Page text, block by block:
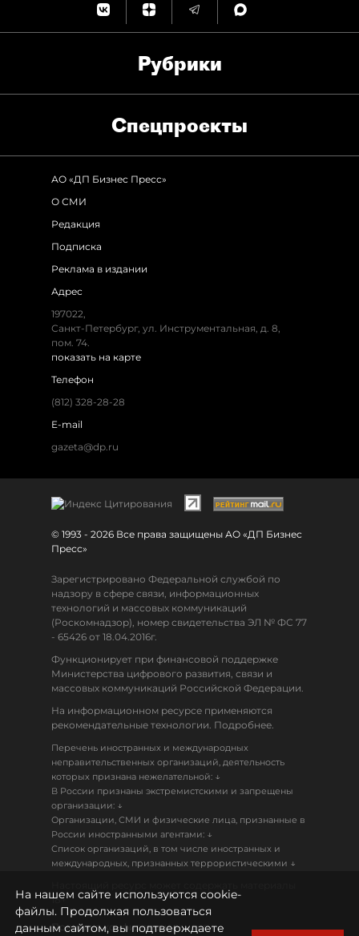
Рубрики
Спец­проекты
АО «ДП Бизнес Пресс»
О СМИ
Редакция
Подписка
Реклама в издании
Адрес
197022,
Санкт-Петербург, ул. Инструментальная, д. 8,
пом. 74.
показать на карте
Телефон
(812) 328-28-28
E-mail
gazeta@dp.ru
© 1993 - 2026 Все права защищены АО «ДП Бизнес
Пресс»
Зарегистрировано Федеральной службой по
надзору в сфере связи, информационных
технологий и массовых коммуникаций
(Роскомнадзор), номер свидетельства ЭЛ № ФС 77
- 65426 от 18.04.2016г.
Функционирует при финансовой поддержке
Министерства цифрового развития, связи и
массовых коммуникаций Российской Федерации.
На информационном ресурсе применяются
рекомендательные технологии. Подробнее.
Перечень иностранных и международных
неправительственных организаций, деятельность
которых признана нежелательной: ↓
В России признаны экстремистскими и запрещены
организации: ↓
Организации, СМИ и физические лица, признанные в
России иностранными агентами: ↓
Список организаций, в том числе иностранных и
международных, признанных террористическими ↓
18+
Политика конфиденциальности
На нашем сайте используются cookie-
файлы. Продолжая пользоваться
данным сайтом, вы подтверждаете